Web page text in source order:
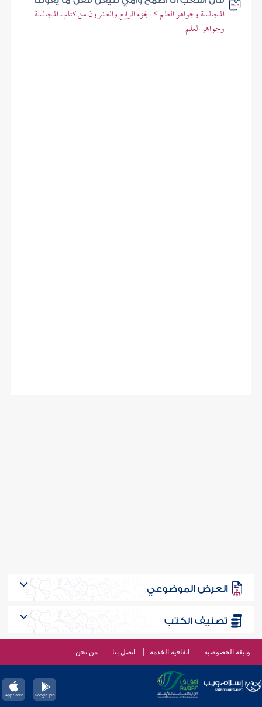
المجالسة وجواهر العلم > الجزء الرابع والعشرون من كتاب المجالسة
وجواهر العلم
العرض الموضوعي
تصنيف الكتب
وثيقة الخصوصية اتفاقية الخدمة اتصل بنا من نحن